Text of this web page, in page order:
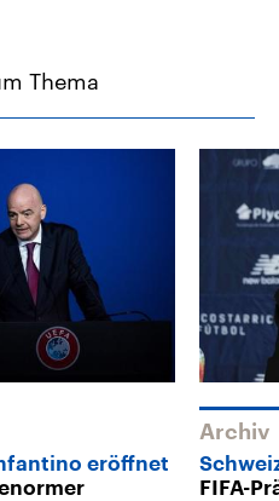
Thema
eröffnet
Archiv
FIFA-